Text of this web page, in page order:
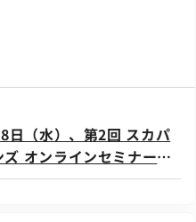
日（水）、第2回 スカパ
オンラインセミナー
センターの音声認識」